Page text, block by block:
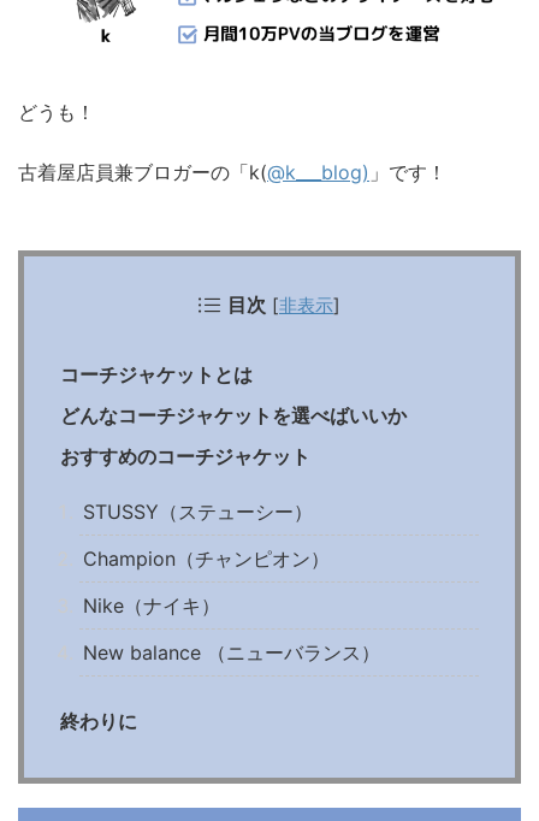
どうも！
古着屋店員兼ブロガーの「k(@k___blog) 」です！
目次 [非表示]
コーチジャケットとは
どんなコーチジャケットを選べばいいか
おすすめのコーチジャケット
STUSSY（ステューシー）
Champion（チャンピオン）
Nike（ナイキ）
New balance （ニューバランス）
終わりに